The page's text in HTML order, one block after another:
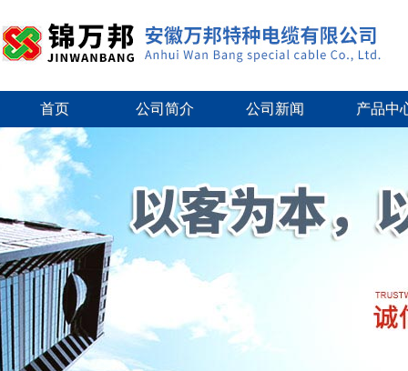
首页 公司简介 公司新闻 产品中